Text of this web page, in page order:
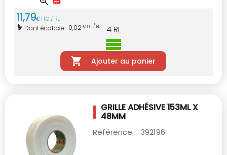
11,79€TTC / RL
Dont écotaxe : 0,02€ HT / RL 4RL
Ajouter au panier
GRILLE ADHÉSIVE 153ML X
48MM
Référence : 392196